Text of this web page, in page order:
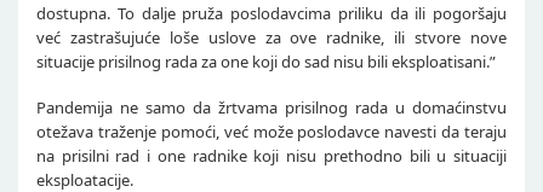
dostupna. To dalje pruža poslodavcima priliku da ili pogoršaju
već zastrašujuće loše uslove za ove radnike, ili stvore nove
situacije prisilnog rada za one koji do sad nisu bili eksploatisani.”
Pandemija ne samo da žrtvama prisilnog rada u domaćinstvu
otežava traženje pomoći, već može poslodavce navesti da teraju
na prisilni rad i one radnike koji nisu prethodno bili u situaciji
eksploatacije.